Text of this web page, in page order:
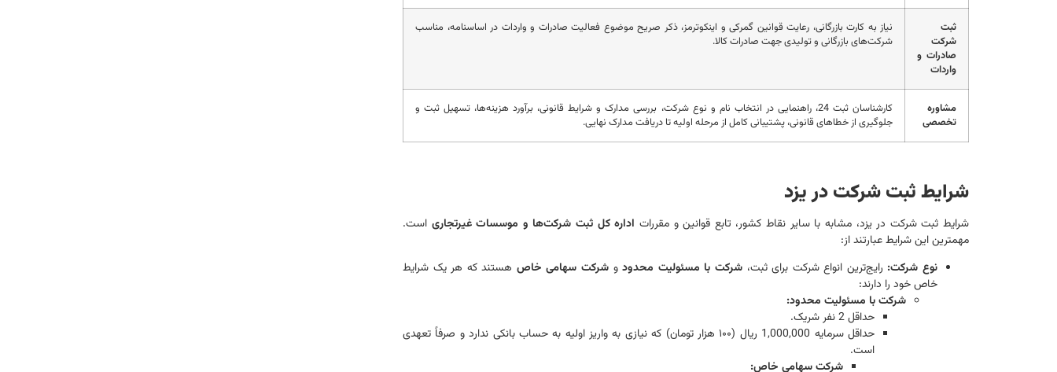
ثبت
شرکت
صادرات و
واردات
نیاز به کارت بازرگانی، رعایت قوانین گمرکی و اینکوترمز، ذکر صریح موضوع فعالیت صادرات و واردات در اساسنامه، مناسب
شرکت‌های بازرگانی و تولیدی جهت صادرات کالا.
مشاوره
تخصصی
کارشناسان ثبت 24، راهنمایی در انتخاب نام و نوع شرکت، بررسی مدارک و شرایط قانونی، برآورد هزینه‌ها، تسهیل ثبت و
جلوگیری از خطاهای قانونی، پشتیبانی کامل از مرحله اولیه تا دریافت مدارک نهایی.
شرایط ثبت شرکت در یزد
شرایط ثبت شرکت در یزد، مشابه با سایر نقاط کشور، تابع قوانین و مقررات اداره کل ثبت شرکت‌ها و موسسات غیرتجاری است.
مهمترین این شرایط عبارتند از:
نوع شرکت: رایج‌ترین انواع شرکت برای ثبت، شرکت با مسئولیت محدودو شرکت سهامی خاص هستند که هر یک شرایط
خاص خود را دارند:
شرکت با مسئولیت محدود:
حداقل 2 نفر شریک.
حداقل سرمایه 1,000,000 ریال (۱۰۰ هزار تومان) که نیازی به واریز اولیه به حساب بانکی ندارد و صرفاً تعهدی
است.
شرکت سهامی خاص: